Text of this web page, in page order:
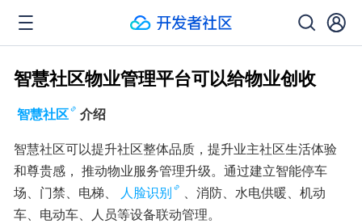
智慧社区物业管理平台可以给物业创收
智慧社区
介绍
智慧社区可以提升社区整体品质，提升业主社区生活体验
和尊贵感， 推动物业服务管理升级。通过建立智能停车
场、门禁、电梯、
人脸识别
、消防、水电供暖、机动
车、电动车、人员等设备联动管理。